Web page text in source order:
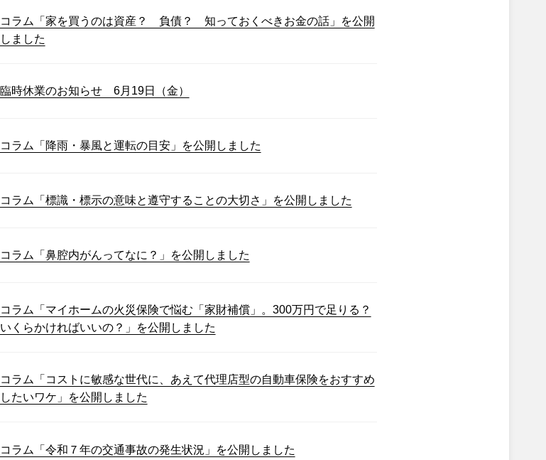
コラム「家を買うのは資産？ 負債？ 知っておくべきお金の話」を公開
しました
臨時休業のお知らせ 6月19日（金）
コラム「降雨・暴風と運転の目安」を公開しました
コラム「標識・標示の意味と遵守することの大切さ」を公開しました
コラム「鼻腔内がんってなに？」を公開しました
コラム「マイホームの火災保険で悩む「家財補償」。300万円で足りる？
いくらかければいいの？」を公開しました
コラム「コストに敏感な世代に、あえて代理店型の自動車保険をおすすめ
したいワケ」を公開しました
コラム「令和７年の交通事故の発生状況」を公開しました